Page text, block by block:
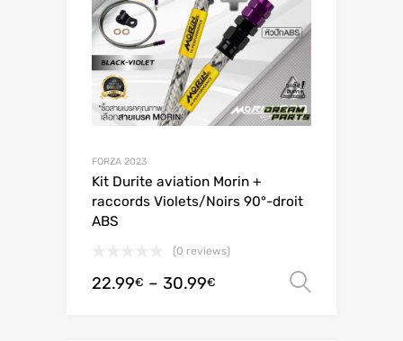
FORZA 2023
Kit Durite aviation Morin +
raccords Violets/Noirs 90°-droit
ABS
(0 reviews)
22.99€ – 30.99€